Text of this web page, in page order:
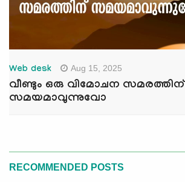
Web desk Aug 15, 2025
വീണ്ടും ഒരു വിമോചന സമരത്തിന്
സമയമാവുന്നുവോ
RECOMMENDED POSTS